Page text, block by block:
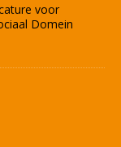
voor
Domein